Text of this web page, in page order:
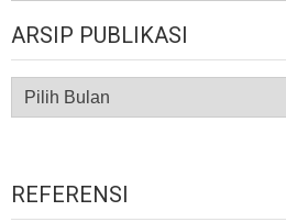
ARSIP PUBLIKASI
ARSIP
PUBLIKASI
REFERENSI